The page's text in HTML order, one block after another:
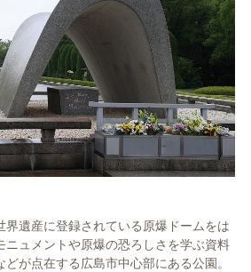
界遺産に登録されている原爆ドームをは
ニュメントや原爆の恐ろしさを学ぶ資料
が点在する広島市中心部にある公園。